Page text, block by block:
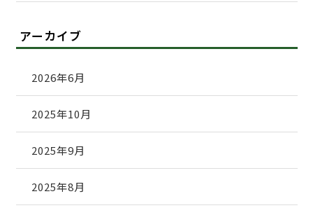
アーカイブ
2026年6月
2025年10月
2025年9月
2025年8月